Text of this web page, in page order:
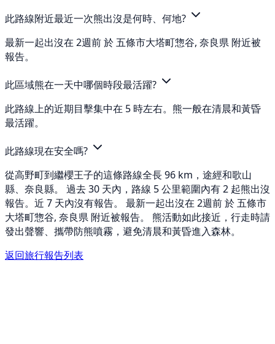
此路線附近最近一次熊出沒是何時、何地?
最新一起出沒在 2週前 於 五條市大塔町惣谷, 奈良県 附近被
報告。
此區域熊在一天中哪個時段最活躍?
此路線上的近期目擊集中在 5 時左右。熊一般在清晨和黃昏
最活躍。
此路線現在安全嗎?
從高野町到繼櫻王子的這條路線全長 96 km，途經和歌山
縣、奈良縣。 過去 30 天內，路線 5 公里範圍內有 2 起熊出沒
報告。近 7 天內沒有報告。 最新一起出沒在 2週前 於 五條市
大塔町惣谷, 奈良県 附近被報告。 熊活動如此接近，行走時請
發出聲響、攜帶防熊噴霧，避免清晨和黃昏進入森林。
返回旅行報告列表